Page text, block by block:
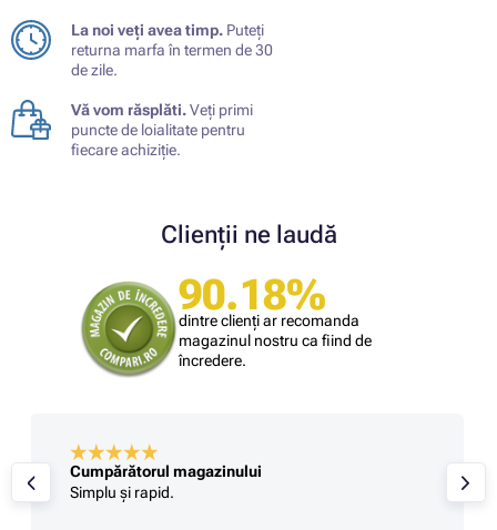
La noi veți avea timp. Puteți
returna marfa în termen de 30
de zile.
Vă vom răsplăti.Veți primi
puncte de loialitate pentru
fiecare achiziție.
Clienții ne laudă
90.18%
dintre clienți ar recomanda
magazinul nostru ca fiind de
încredere.
Cumpărătorul magazinului
Simplu și rapid.